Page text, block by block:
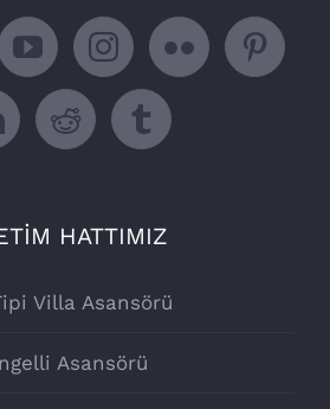
HATTIMIZ
Villa Asansörü
Asansörü